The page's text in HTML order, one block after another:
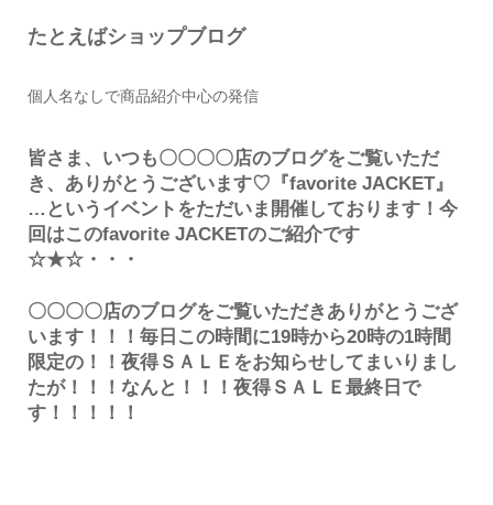
たとえばショップブログ
個人名なしで商品紹介中心の発信
皆さま、いつも〇〇〇〇店のブログをご覧いただ
き、ありがとうございます♡『favorite JACKET』
…というイベントをただいま開催しております！今
回はこのfavorite JACKETのご紹介です
☆★☆・・・
〇〇〇〇店のブログをご覧いただきありがとうござ
います！！！毎日この時間に19時から20時の1時間
限定の！！夜得ＳＡＬＥをお知らせしてまいりまし
たが！！！なんと！！！夜得ＳＡＬＥ最終日で
す！！！！！